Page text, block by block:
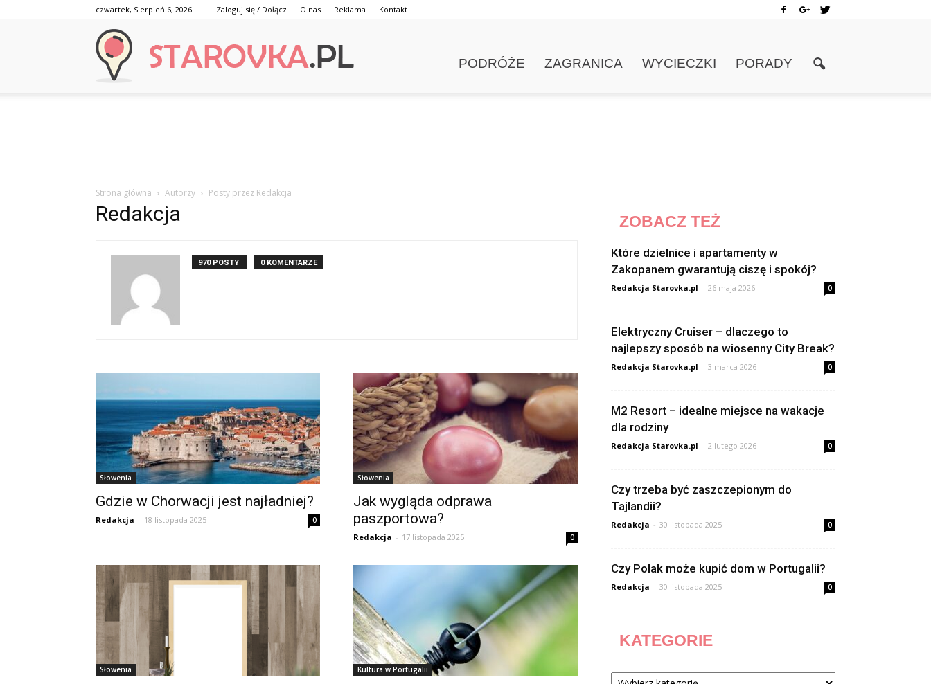
czwartek, Sierpień 6, 2026 Zaloguj się / Dołącz O nas Reklama Kontakt
PODRÓŻE ZAGRANICA WYCIECZKI PORADY
Strona główna Autorzy Posty przez Redakcja
Redakcja
970 POSTY 0 KOMENTARZE
Słowenia
Gdzie w Chorwacji jest najładniej?
Redakcja - 18 listopada 2025 0
Słowenia
Jak wygląda odprawa
paszportowa?
Redakcja - 17 listopada 2025 0
Słowenia Kultura w Portugalii
ZOBACZ TEŻ
Które dzielnice i apartamenty w
Zakopanem gwarantują ciszę i spokój?
Redakcja Starovka.pl - 26 maja 2026 0
Elektryczny Cruiser – dlaczego to
najlepszy sposób na wiosenny City Break?
Redakcja Starovka.pl - 3 marca 2026 0
M2 Resort – idealne miejsce na wakacje
dla rodziny
Redakcja Starovka.pl - 2 lutego 2026 0
Czy trzeba być zaszczepionym do
Tajlandii?
Redakcja - 30 listopada 2025 0
Czy Polak może kupić dom w Portugalii?
Redakcja - 30 listopada 2025 0
KATEGORIE
Kategorie